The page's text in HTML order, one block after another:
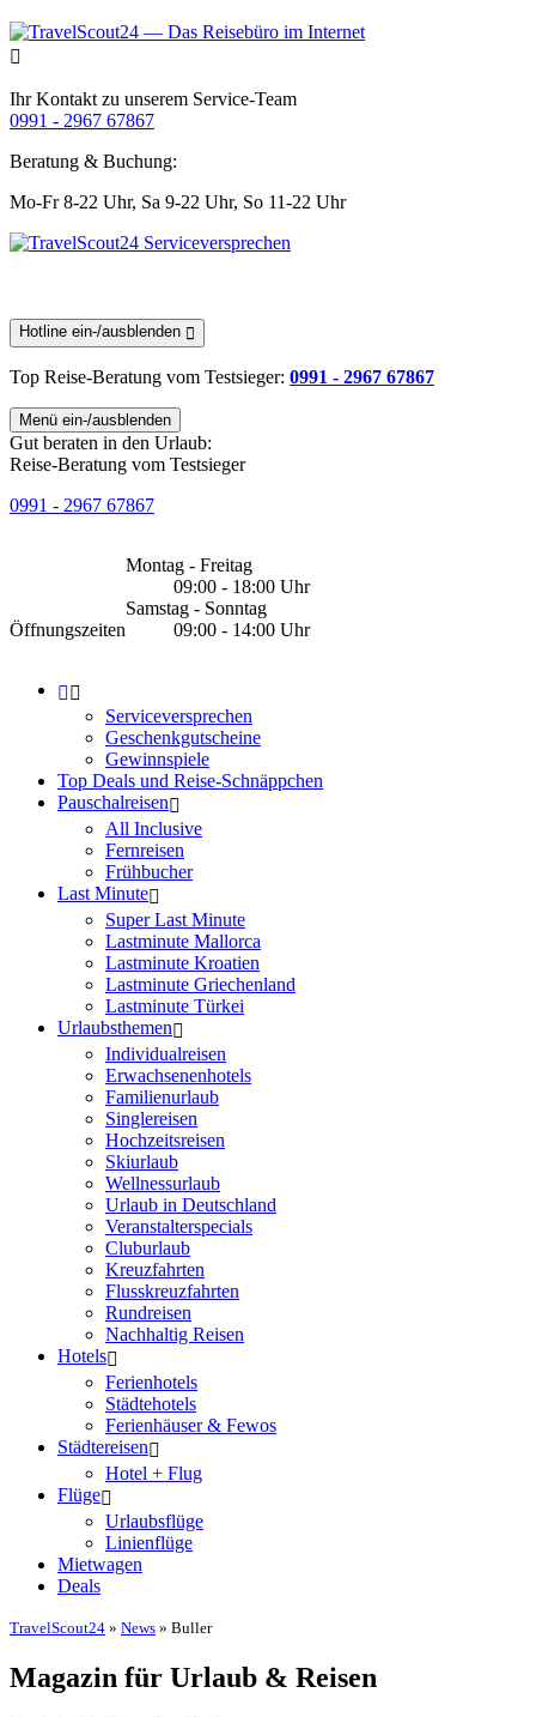
Ihr Kontakt zu unserem Service-Team
0991 - 2967 67867
Beratung & Buchung:
Mo-Fr 8-22 Uhr, Sa 9-22 Uhr, So 11-22 Uhr
Hotline ein-/ausblenden
Top Reise-Beratung vom Testsieger: 0991 - 2967 67867
Menü ein-/ausblenden
Gut beraten in den Urlaub:
Reise-Beratung vom Testsieger
0991 - 2967 67867
Öffnungszeiten
Montag - Freitag
09:00 - 18:00 Uhr
Samstag - Sonntag
09:00 - 14:00 Uhr
Serviceversprechen
Geschenkgutscheine
Gewinnspiele
Top Deals und Reise-Schnäppchen
Pauschalreisen
All Inclusive
Fernreisen
Frühbucher
Last Minute
Super Last Minute
Lastminute Mallorca
Lastminute Kroatien
Lastminute Griechenland
Lastminute Türkei
Urlaubsthemen
Individualreisen
Erwachsenenhotels
Familienurlaub
Singlereisen
Hochzeitsreisen
Skiurlaub
Wellnessurlaub
Urlaub in Deutschland
Veranstalterspecials
Cluburlaub
Kreuzfahrten
Flusskreuzfahrten
Rundreisen
Nachhaltig Reisen
Hotels
Ferienhotels
Städtehotels
Ferienhäuser & Fewos
Städtereisen
Hotel + Flug
Flüge
Urlaubsflüge
Linienflüge
Mietwagen
Deals
TravelScout24 » News » Buller
Magazin für Urlaub & Reisen